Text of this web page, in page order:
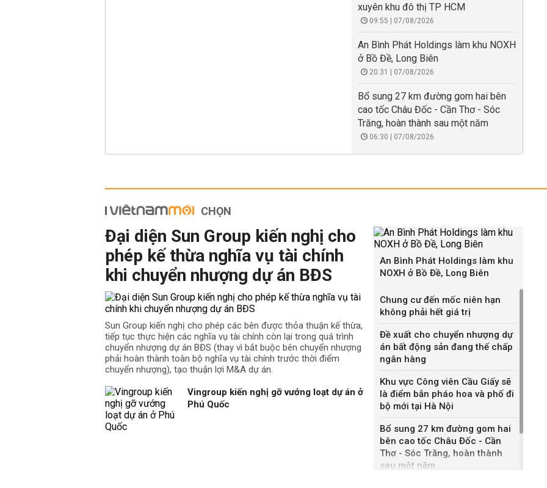
xuyên khu đô thị TP HCM
09:55 | 07/08/2026
An Bình Phát Holdings làm khu NOXH
ở Bồ Đề, Long Biên
20:31 | 07/08/2026
Bổ sung 27 km đường gom hai bên
cao tốc Châu Đốc - Cần Thơ - Sóc
Trăng, hoàn thành sau một năm
06:30 | 07/08/2026
CHỌN
Đại diện Sun Group kiến nghị cho
phép kế thừa nghĩa vụ tài chính
khi chuyển nhượng dự án BĐS
Sun Group kiến nghị cho phép các bên được thỏa thuận kế thừa,
tiếp tục thực hiện các nghĩa vụ tài chính còn lại trong quá trình
chuyển nhượng dự án BĐS (thay vì bắt buộc bên chuyển nhượng
phải hoàn thành toàn bộ nghĩa vụ tài chính trước thời điểm
chuyển nhượng), tạo thuận lợi M&A dự án.
Vingroup kiến nghị gỡ vướng loạt dự án ở
Phú Quốc
An Bình Phát Holdings làm khu
NOXH ở Bồ Đề, Long Biên
Chung cư đến mốc niên hạn
không phải hết giá trị
Đề xuất cho chuyển nhượng dự
án bất động sản đang thế chấp
ngân hàng
Khu vực Công viên Cầu Giấy sẽ
là điểm bắn pháo hoa và phố đi
bộ mới tại Hà Nội
Bổ sung 27 km đường gom hai
bên cao tốc Châu Đốc - Cần
Thơ - Sóc Trăng, hoàn thành
sau một năm